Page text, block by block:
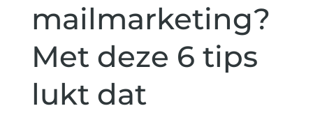
mailmarketing?
Met deze 6 tips
lukt dat